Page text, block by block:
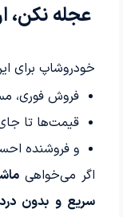
عجله نکن،
خودروشاپ برای
فروش فوری،
قیمت‌ها تا
و فروشنده
اگر می‌خواهی
سریع و بدون